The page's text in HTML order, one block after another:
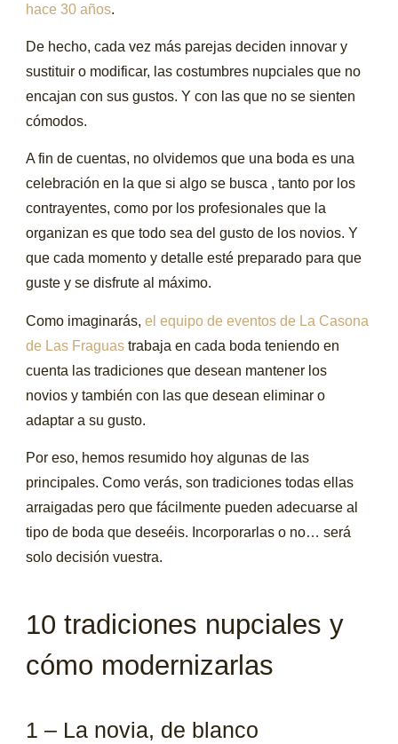
hace 30 años.
De hecho, cada vez más parejas deciden innovar y
sustituir o modificar, las costumbres nupciales que no
encajan con sus gustos. Y con las que no se sienten
cómodos.
A fin de cuentas, no olvidemos que una boda es una
celebración en la que si algo se busca , tanto por los
contrayentes, como por los profesionales que la
organizan es que todo sea del gusto de los novios. Y
que cada momento y detalle esté preparado para que
guste y se disfrute al máximo.
Como imaginarás,el equipo de eventos de La Casona
de Las Fraguas trabaja en cada boda teniendo en
cuenta las tradiciones que desean mantener los
novios y también con las que desean eliminar o
adaptar a su gusto.
Por eso, hemos resumido hoy algunas de las
principales. Como verás, son tradiciones todas ellas
arraigadas pero que fácilmente pueden adecuarse al
tipo de boda que deseéis. Incorporarlas o no… será
solo decisión vuestra.
10 tradiciones nupciales y
cómo modernizarlas
1 – La novia, de blanco